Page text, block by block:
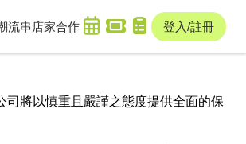
流串 店家合作 登入/註冊
司將以慎重且嚴謹之態度提供全面的保